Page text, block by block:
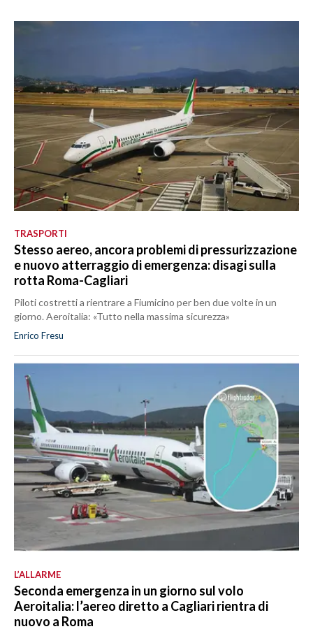
TRASPORTI
Stesso aereo, ancora problemi di pressurizzazione
e nuovo atterraggio di emergenza: disagi sulla
rotta Roma-Cagliari
Piloti costretti a rientrare a Fiumicino per ben due volte in un
giorno. Aeroitalia: «Tutto nella massima sicurezza»
Enrico Fresu
L’ALLARME
Seconda emergenza in un giorno sul volo
Aeroitalia: l’aereo diretto a Cagliari rientra di
nuovo a Roma